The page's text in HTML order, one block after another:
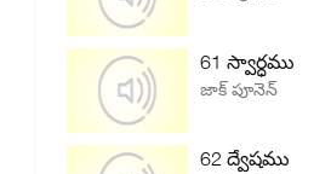
61 స్వార్ధము
జాక్ పూనెన్
62 ద్వేషము